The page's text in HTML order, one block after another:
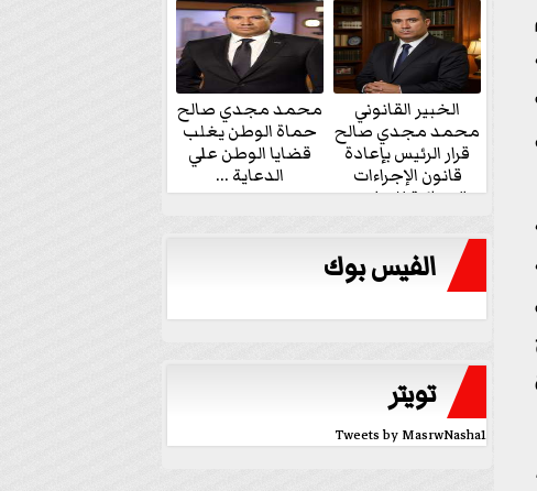
الخبير القانوني
محمد مجدي صالح
قرار الرئيس بإعادة
قانون الإجراءات
الجنائية للنواب...
محمد مجدي صالح
حماة الوطن يغلب
قضايا الوطن علي
الدعاية ...
الفيس بوك
تويتر
Tweets by MasrwNasha1